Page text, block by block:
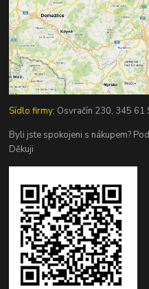
Sídlo firmy: Osvračín 230, 345 61
Byli jste spokojeni s nákupem?
Děkuji